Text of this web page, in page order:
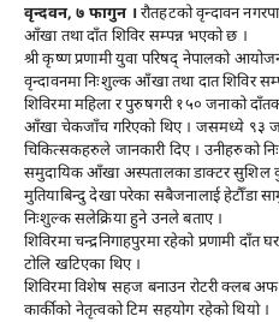
वृन्दवन, ७ फागुन ।रौतहटको वृन्दावन
आँखा तथा दाँत शिविर सम्पन्न भएको छ ।
श्री कृष्ण प्रणामी युवा परिषद् नेपालको
वृन्दावनमा निःशुल्क आँखा तथा दात शिविर
शिविरमा महिला र पुरुषगरी १५० जनाको
आँखा चेकजाँच गरिएको थिए । जसमध्ये ९३
चिकित्सकहरुले जानकारी दिए । उनीहरुको
समुदायिक आँखा अस्पतालका डाक्टर सुशिल
मुतियाबिन्दु देखा परेका सबैजनालाई हेटौँडा
निःशुल्क सलेक्रिया हुने उनले बताए ।
शिविरमा चन्द्रनिगाहपुरमा रहेको प्रणामी दाँत
टोलि खटिएका थिए ।
शिविरमा विशेष सहज बनाउन रोटरी क्लब अफ
कार्कीको नेतृत्वको टिम सहयोग रहेको थियो ।